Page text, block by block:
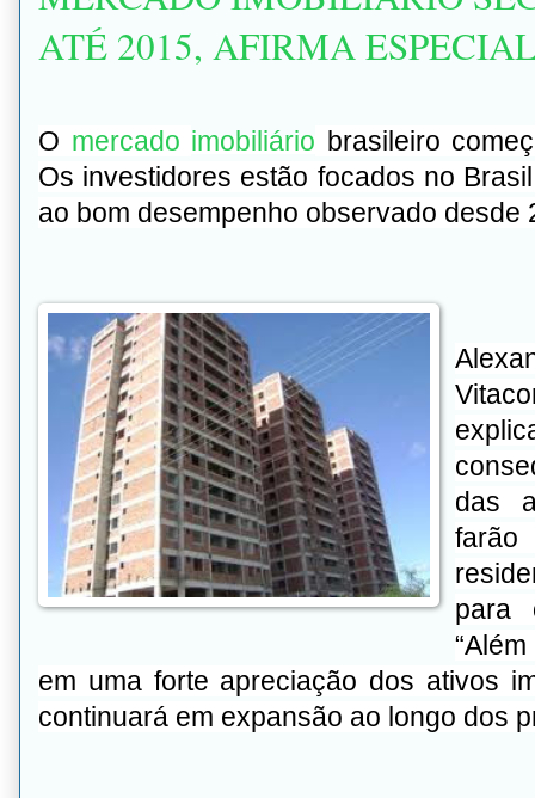
ATÉ 2015, AFIRMA
O mercado imobiliário brasileiro
Os investidores estão focados no
ao bom desempenho observado desde
das
para
em uma forte apreciação dos ativos
continuará em expansão ao longo dos